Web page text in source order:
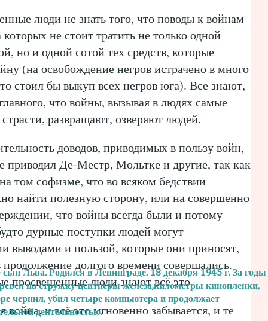
люди не знать того, что поводы к войнам
которых не стоит тратить не только одной
но и одной сотой тех средств, которые
(на освобождение негров истрачено в много
стоил бы выкуп всех негров юга). Все знают,
что войны, вызывая в людях самые
развращают, озверяют людей.
доводов, приводимых в пользу войн,
приводил Де-Местр, Мольтке и другие, так как
том софизме, что во всяком бедствии
найти полезную сторону, или на совершенно
что войны всегда были и потому
дурные поступки людей могут
выводами и пользой, которые они приносят,
долгого времени совершались.
просвещенные люди знают всё это.
война, и всё это мгновенно забывается, и те
Льва. Родился в Ленинграде. 18 декабря 1945 г. За годы
на стружку центнеры железа,километры кинопленки,
чернил, убил четыре компьютера и продолжает
деятельностью.